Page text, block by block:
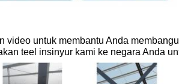
video untuk membantu Anda
teel insinyur kami ke negara Anda